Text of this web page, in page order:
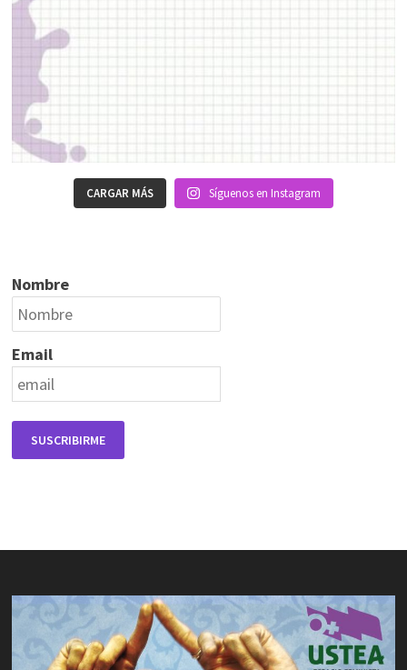
CARGAR MÁS Síguenos en Instagram
Nombre
Email